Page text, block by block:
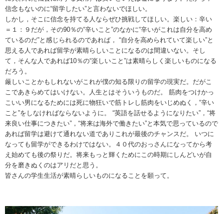
信念もないのに“留学したい”と言わないでほしい。
しかし，そこに信念を持てる人ならぜひ挑戦してほしい。楽しい：辛い
＝１：９だが，その90％の“辛いこと”のなかに“辛いがこれは自分を高め
ているのだ”と感じられるのであれば， “自分を高められていて楽しい”と
思える人であれば留学が素晴らしいことになるのは間違いない。そし
て，そんな人であれば10％の“楽しいこと”は素晴らしく楽しいものになる
だろう。
厳しいことかもしれないがこれが僕の知る限りの留学の現実だ。だがこ
こであきらめてはいけない。人生とはそういうものだ。 筋肉をつけかっ
こいい男になるためには死に物狂いで筋トレし筋肉をいじめぬく，“辛い
こと”をしなければならないように。 “英語を話せるようになりたい”，“将
来良い仕事につきたい”，“将来は海外で働きたい”と本気で思っているので
あれば留学は避けて通れない道でありこれが最後のチャンスだ。 いつに
なっても留学ができるわけではない。４０代のおっさんになってから考
え始めても後の祭りだ。将来もっと輝くためにこの時期にしんどいが自
分を磨きぬくのはアリだと思う。
皆さんの学生生活が素晴らしいものになることを願って。